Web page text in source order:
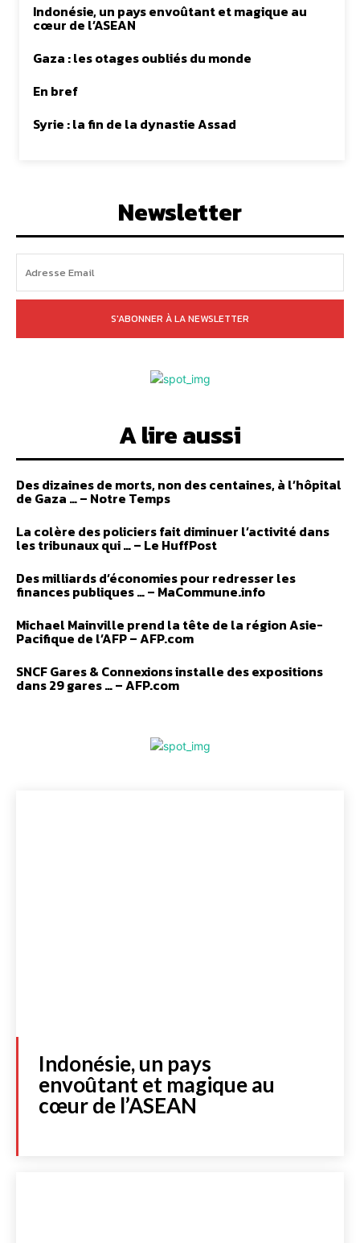
Indonésie, un pays envoûtant et magique au
cœur de l’ASEAN
Gaza : les otages oubliés du monde
En bref
Syrie : la fin de la dynastie Assad
Newsletter
S'ABONNER À LA NEWSLETTER
A lire aussi
Des dizaines de morts, non des centaines, à l’hôpital
de Gaza … – Notre Temps
La colère des policiers fait diminuer l’activité dans
les tribunaux qui … – Le HuffPost
Des milliards d’économies pour redresser les
finances publiques … – MaCommune.info
Michael Mainville prend la tête de la région Asie-
Pacifique de l’AFP – AFP.com
SNCF Gares & Connexions installe des expositions
dans 29 gares … – AFP.com
Indonésie, un pays
envoûtant et magique au
cœur de l’ASEAN